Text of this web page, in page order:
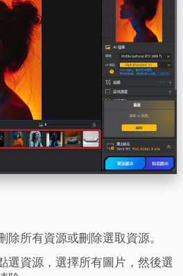
所有資源或刪除選取資源。
選資源，選擇所有圖片，然後選